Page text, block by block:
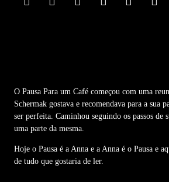
O Pausa Para um Café começou com uma
Schermak gostava e recomendava para a sua
ser perfeita. Caminhou seguindo os passos de
uma parte da mesma.
Hoje o Pausa é a Anna e a Anna é o Pausa e
de tudo que gostaria de ler.